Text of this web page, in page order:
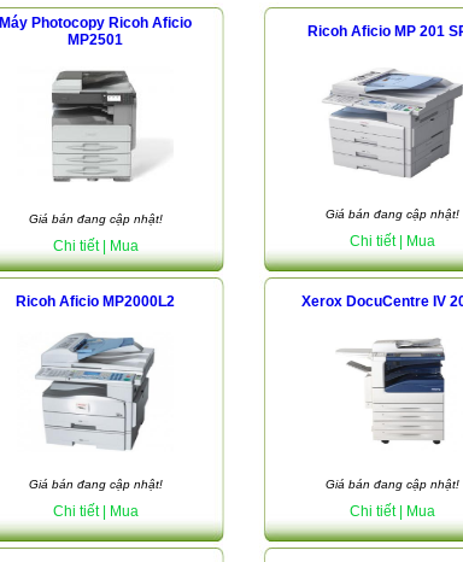
Máy Photocopy Ricoh Aficio
MP2501
Giá bán đang cập nhật!
Chi tiết | Mua
Ricoh Aficio MP 201
Giá bán đang cập nhật!
Chi tiết | Mua
Ricoh Aficio MP2000L2
Giá bán đang cập nhật!
Chi tiết | Mua
Xerox DocuCentre IV
Giá bán đang cập nhật!
Chi tiết | Mua